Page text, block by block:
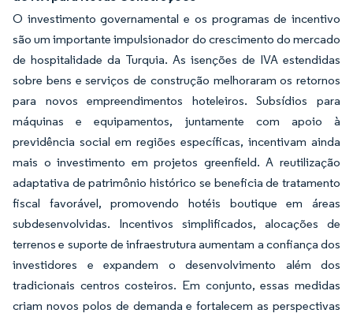
O investimento governamental e os programas de incentivo
são um importante impulsionador do crescimento do mercado
de hospitalidade da Turquia. As isenções de IVA estendidas
sobre bens e serviços de construção melhoraram os retornos
para novos empreendimentos hoteleiros. Subsídios para
máquinas e equipamentos, juntamente com apoio à
previdência social em regiões específicas, incentivam ainda
mais o investimento em projetos greenfield. A reutilização
adaptativa de patrimônio histórico se beneficia de tratamento
fiscal favorável, promovendo hotéis boutique em áreas
subdesenvolvidas. Incentivos simplificados, alocações de
terrenos e suporte de infraestrutura aumentam a confiança dos
investidores e expandem o desenvolvimento além dos
tradicionais centros costeiros. Em conjunto, essas medidas
criam novos polos de demanda e fortalecem as perspectivas